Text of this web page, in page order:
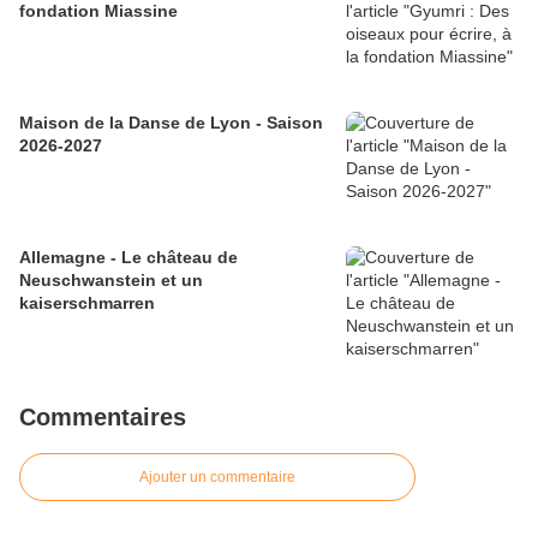
fondation Miassine
Maison de la Danse de Lyon - Saison
2026-2027
Allemagne - Le château de
Neuschwanstein et un
kaiserschmarren
Commentaires
Ajouter un commentaire